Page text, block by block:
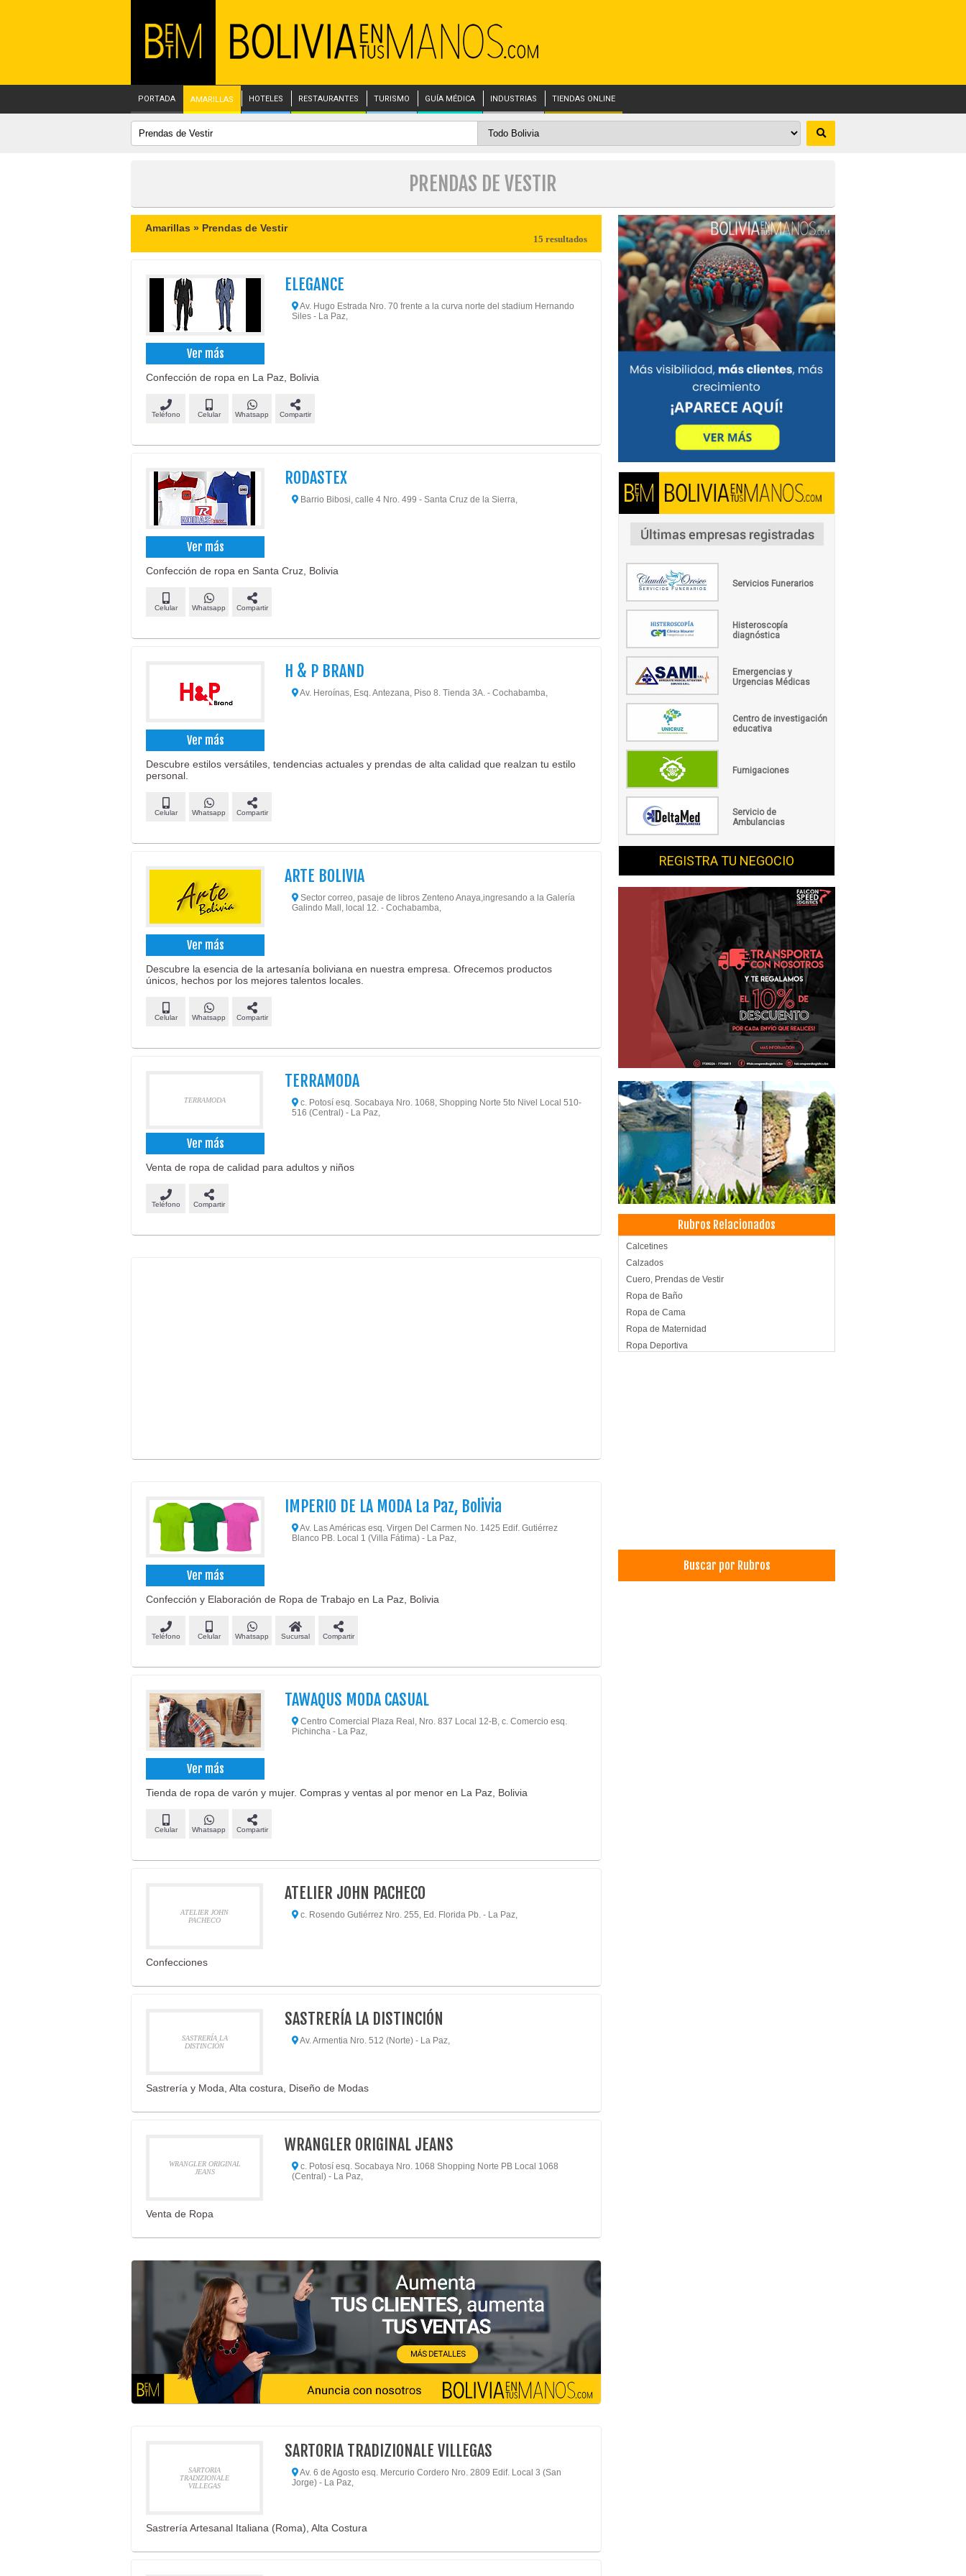
PORTADA AMARILLAS HOTELES RESTAURANTES TURISMO GUÍA MÉDICA INDUSTRIAS TIENDAS ONLINE
PRENDAS DE VESTIR
Amarillas » Prendas de Vestir
15 resultados
Ver más
ELEGANCE
Av. Hugo Estrada Nro. 70 frente a la curva norte del stadium Hernando
Siles - La Paz,
Confección de ropa en La Paz, Bolivia
Teléfono Celular Whatsapp Compartir
Ver más
RODASTEX
Barrio Bibosi, calle 4 Nro. 499 - Santa Cruz de la Sierra,
Confección de ropa en Santa Cruz, Bolivia
Celular Whatsapp Compartir
Ver más
H & P BRAND
Av. Heroínas, Esq. Antezana, Piso 8. Tienda 3A. - Cochabamba,
Descubre estilos versátiles, tendencias actuales y prendas de alta calidad que realzan tu estilo
personal.
Celular Whatsapp Compartir
Ver más
ARTE BOLIVIA
Sector correo, pasaje de libros Zenteno Anaya,ingresando a la Galería
Galindo Mall, local 12. - Cochabamba,
Descubre la esencia de la artesanía boliviana en nuestra empresa. Ofrecemos productos
únicos, hechos por los mejores talentos locales.
Celular Whatsapp Compartir
TERRAMODA
Ver más
TERRAMODA
c. Potosí esq. Socabaya Nro. 1068, Shopping Norte 5to Nivel Local 510-
516 (Central) - La Paz,
Venta de ropa de calidad para adultos y niños
Teléfono Compartir
Ver más
IMPERIO DE LA MODA La Paz, Bolivia
Av. Las Américas esq. Virgen Del Carmen No. 1425 Edif. Gutiérrez
Blanco PB. Local 1 (Villa Fátima) - La Paz,
Confección y Elaboración de Ropa de Trabajo en La Paz, Bolivia
Teléfono Celular Whatsapp Sucursal Compartir
Ver más
TAWAQUS MODA CASUAL
Centro Comercial Plaza Real, Nro. 837 Local 12-B, c. Comercio esq.
Pichincha - La Paz,
Tienda de ropa de varón y mujer. Compras y ventas al por menor en La Paz, Bolivia
Celular Whatsapp Compartir
ATELIER JOHN
PACHECO
ATELIER JOHN PACHECO
c. Rosendo Gutiérrez Nro. 255, Ed. Florida Pb. - La Paz,
Confecciones
SASTRERÍA LA
DISTINCIÓN
SASTRERÍA LA DISTINCIÓN
Av. Armentia Nro. 512 (Norte) - La Paz,
Sastrería y Moda, Alta costura, Diseño de Modas
WRANGLER ORIGINAL
JEANS
WRANGLER ORIGINAL JEANS
c. Potosí esq. Socabaya Nro. 1068 Shopping Norte PB Local 1068
(Central) - La Paz,
Venta de Ropa
SARTORIA
TRADIZIONALE
VILLEGAS
SARTORIA TRADIZIONALE VILLEGAS
Av. 6 de Agosto esq. Mercurio Cordero Nro. 2809 Edif. Local 3 (San
Jorge) - La Paz,
Sastrería Artesanal Italiana (Roma), Alta Costura
Servicios Funerarios
Histeroscopía
diagnóstica
Emergencias y
Urgencias Médicas
Centro de investigación
educativa
Fumigaciones
Servicio de
Ambulancias
REGISTRA TU NEGOCIO
Rubros Relacionados
Calcetines
Calzados
Cuero, Prendas de Vestir
Ropa de Baño
Ropa de Cama
Ropa de Maternidad
Ropa Deportiva
Buscar por Rubros